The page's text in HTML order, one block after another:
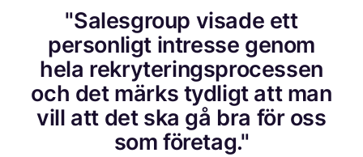
"Salesgroup visade ett
personligt intresse genom
hela rekryteringsprocessen
och det märks tydligt att man
vill att det ska gå bra för oss
som företag."